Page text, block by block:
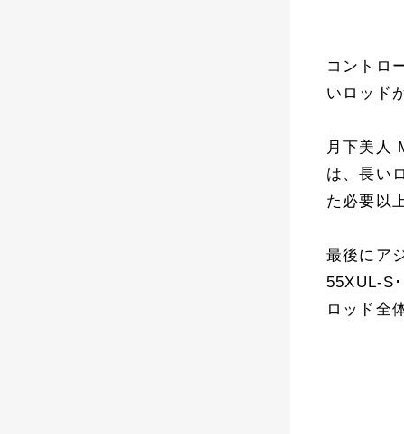
コントロ
いロッド
月下美人
は、長い
た必要以
最後にア
55XUL-S
ロッド全